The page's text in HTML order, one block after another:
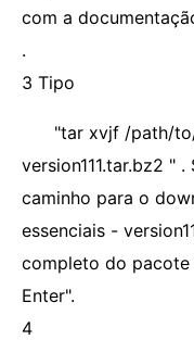
com a
.
3 Tipo
"tar xvjf /path/
version111.tar.bz2 "
caminho para o
essenciais -
completo do pacote
Enter".
4